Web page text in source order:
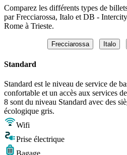
Comparez les différents types de
par Frecciarossa, Italo et DB -
Rome à Trieste.
Frecciarossa Italo
Standard
Standard est le niveau de service de
confortable et un accès aux services
8 sont du niveau Standard avec des
écologique gris.
Wifi
Prise électrique